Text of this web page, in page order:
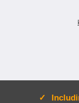
Active: